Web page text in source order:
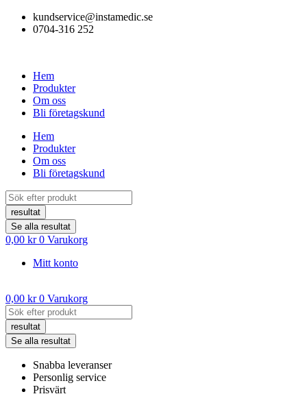
Hoppakundservice@instamedic.se
0704-316 252
Hem
Produkter
Om oss
Bli företagskund
Hem
Produkter
Om oss
Bli företagskund
Search
...resultat
Se alla resultat
0,00 kr 0 Varukorg
Mitt konto
0,00 kr 0 Varukorg
Search
...resultat
Se alla resultat
Snabba leveranser
Personlig service
Prisvärt